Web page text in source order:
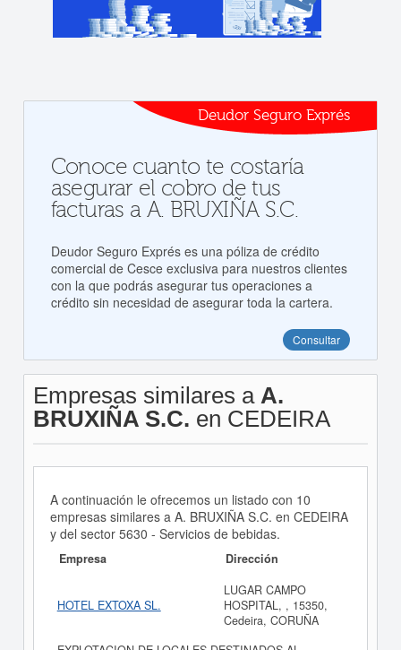
Deudor Seguro Exprés
Conoce cuanto te costaría
asegurar el cobro de tus
facturas a A. BRUXIÑA S.C.
Deudor Seguro Exprés es una póliza de crédito
comercial de Cesce exclusiva para nuestros clientes
con la que podrás asegurar tus operaciones a
crédito sin necesidad de asegurar toda la cartera.
Consultar
Empresas similares a A.
BRUXIÑA S.C. en CEDEIRA
A continuación le ofrecemos un listado con 10
empresas similares a A. BRUXIÑA S.C. en CEDEIRA
y del sector 5630 - Servicios de bebidas.
Empresa Dirección
HOTEL EXTOXA SL.
LUGAR CAMPO
HOSPITAL, , 15350,
Cedeira, CORUÑA